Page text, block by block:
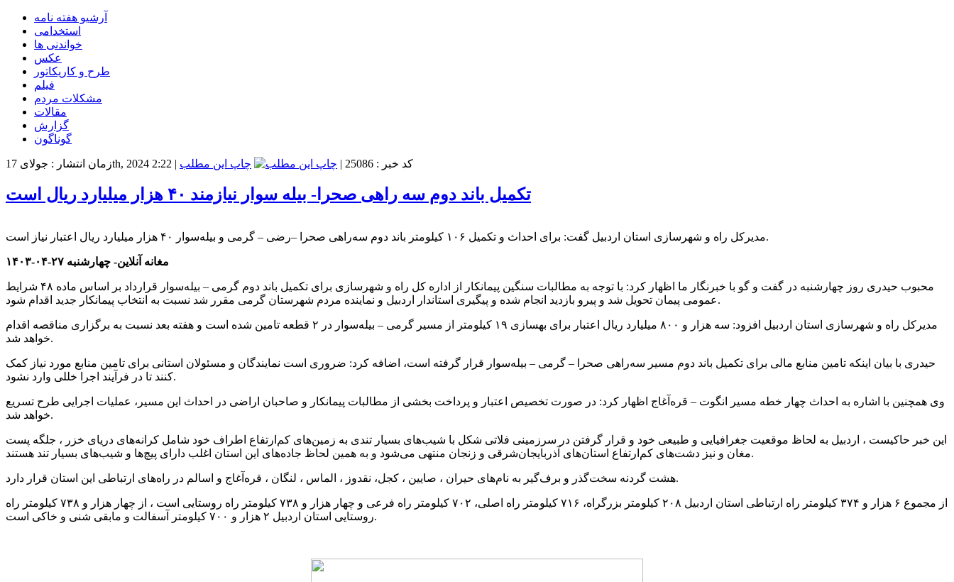
آرشیو هفته نامه
استخدامی
خواندنی ها
عکس
طرح و کاریکاتور
فیلم
مشکلات مردم
مقالات
گزارش
گوناگون
زمان انتشار : جولای 17th, 2024 2:22 | کد خبر : 25086 | چاپ این مطلب
تکمیل باند دوم سه راهی صحرا- بیله سوار نیازمند ۴۰ هزار میلیارد ریال است
مدیرکل راه و شهرسازی استان اردبیل گفت: برای احداث و تکمیل ۱۰۶ کیلومتر باند دوم سه‌راهی صحرا –رضی – گرمی و بیله‌سوار ۴۰ هزار میلیارد ریال اعتبار نیاز است.
مغانه آنلاین- چهارشنبه ۲۷-۰۴-۱۴۰۳
محبوب حیدری روز چهارشنبه در گفت و گو با خبرنگار ما اظهار کرد: با توجه به مطالبات سنگین پیمانکار از اداره کل راه و شهرسازی برای تکمیل باند دوم گرمی – بیله‌سوار قرارداد بر اساس ماده ۴۸ شرایط
عمومی پیمان تحویل شد و پیرو بازدید انجام شده و پیگیری استاندار اردبیل و نماینده مردم شهرستان گرمی مقرر شد نسبت به انتخاب پیمانکار جدید اقدام شود.
مدیرکل راه و شهرسازی استان اردبیل افزود: سه هزار و ۸۰۰ میلیارد ریال اعتبار برای بهسازی ۱۹ کیلومتر از مسیر گرمی – بیله‌سوار در ۲ قطعه تامین شده است و هفته بعد نسبت به برگزاری مناقصه اقدام
خواهد شد.
حیدری با بیان اینکه تامین منابع مالی برای تکمیل باند دوم مسیر سه‌راهی صحرا – گرمی – بیله‌سوار قرار گرفته است، اضافه کرد: ضروری است نمایندگان و مسئولان استانی برای تامین منابع مورد نیاز کمک
کنند تا در فرآیند اجرا خللی وارد نشود.
وی همچنین با اشاره به احداث چهار خطه مسیر انگوت – قره‌آغاج اظهار کرد: در صورت تخصیص اعتبار و پرداخت بخشی از مطالبات پیمانکار و صاحبان اراضی در احداث این مسیر، عملیات اجرایی طرح تسریع
خواهد شد.
این خبر حاکیست ، اردبیل به لحاظ موقعیت جغرافیایی و طبیعی خود و قرار گرفتن در سرزمینی فلاتی شکل با شیب‌های بسیار تندی به زمین‌های کم‌ارتفاع اطراف خود شامل کرانه‌های دریای خزر ، جلگه پست
مغان و نیز دشت‌های کم‌ارتفاع استان‌های آذربایجان‌شرقی و زنجان منتهی می‌شود و به همین لحاظ جاده‌های این استان اغلب دارای پیچ‌ها و شیب‌های بسیار تند هستند.
هشت گردنه سخت‌گذر و برف‌گیر به نام‌های حیران ، صایین ، کجل، نقدوز ، الماس ، لنگان ، قره‌آغاج و اسالم در راه‌های ارتباطی این استان قرار دارد.
از مجموع ۶ هزار و ۳۷۴ کیلومتر راه ارتباطی استان اردبیل ۲۰۸ کیلومتر بزرگراه، ۷۱۶ کیلومتر راه اصلی، ۷۰۲ کیلومتر راه فرعی و چهار هزار و ۷۳۸ کیلومتر راه روستایی است ، از چهار هزار و ۷۳۸ کیلومتر راه
روستایی استان اردبیل ۲ هزار و ۷۰۰ کیلومتر آسفالت و مابقی شنی و خاکی است.